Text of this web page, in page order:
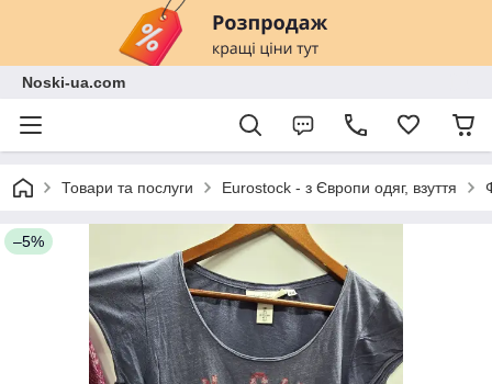
Noski-ua.com
Товари та послуги Eurostock - з Європи одяг, взуття
–5%